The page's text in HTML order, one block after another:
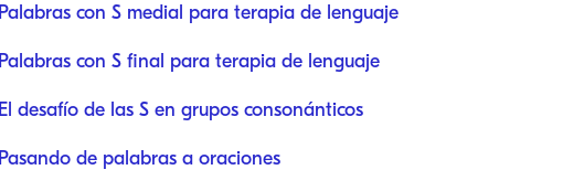
Palabras con S medial para terapia de lenguaje
Palabras con S final para terapia de lenguaje
El desafío de las S en grupos consonánticos
Pasando de palabras a oraciones